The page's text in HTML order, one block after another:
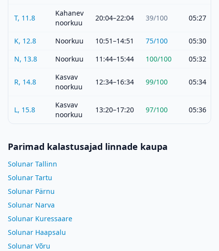
T, 11.8
Kahanev
noorkuu
20:04–22:04 39/100 05:27
K, 12.8 Noorkuu 10:51–14:51 75/100
05:30
N, 13.8
Noorkuu 11:44–15:44 100/100 05:32
R, 14.8
Kasvav
noorkuu
12:34–16:34 99/100 05:34
L, 15.8
Kasvav
noorkuu
13:20–17:20 97/100 05:36
Parimad kalastusajad linnade kaupa
Solunar Tallinn
Solunar Tartu
Solunar Pärnu
Solunar Narva
Solunar Kuressaare
Solunar Haapsalu
Solunar Võru